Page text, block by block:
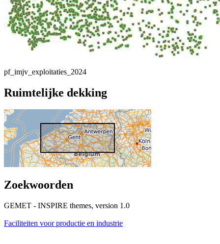
pf_imjv_exploitaties_2024
Ruimtelijke dekking
Zoekwoorden
GEMET - INSPIRE themes, version 1.0
Faciliteiten voor productie en industrie